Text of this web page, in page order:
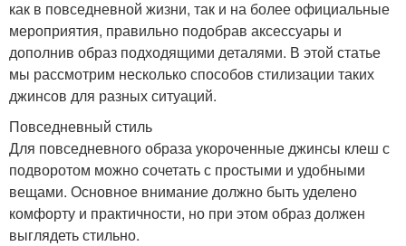
как в повседневной жизни, так и на более официальные
мероприятия, правильно подобрав аксессуары и
дополнив образ подходящими деталями. В этой статье
мы рассмотрим несколько способов стилизации таких
джинсов для разных ситуаций.
Повседневный стиль
Для повседневного образа укороченные джинсы клеш с
подворотом можно сочетать с простыми и удобными
вещами. Основное внимание должно быть уделено
комфорту и практичности, но при этом образ должен
выглядеть стильно.